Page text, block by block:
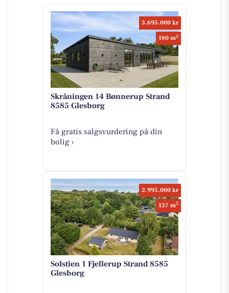
3.695.000 kr
180 m2
Skråningen 14 Bønnerup Strand
8585 Glesborg
Få gratis salgsvurdering på din
bolig ›
2.995.000 kr
137 m2
Solstien 1 Fjellerup Strand 8585
Glesborg